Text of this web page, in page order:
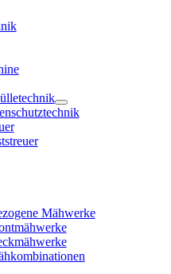
Mähwerke